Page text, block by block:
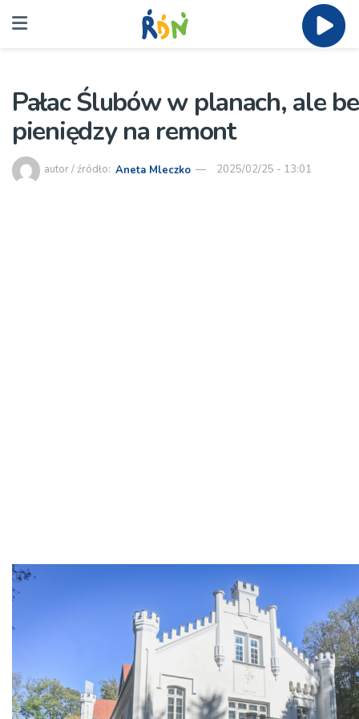
Pałac Ślubów w planach, ale
pieniędzy na remont
autor / źródło: Aneta Mleczko 2025/02/25 - 13:01